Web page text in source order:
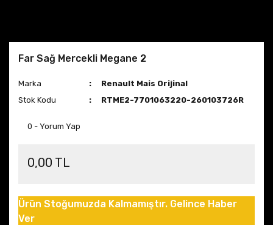
Far Sağ Mercekli Megane 2
Marka
Renault Mais Orijinal
Stok Kodu
RTME2-7701063220-260103726R
0 - Yorum Yap
0,00 TL
Ürün Stoğumuzda Kalmamıştır. Gelince Haber
Ver